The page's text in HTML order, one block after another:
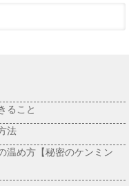
ること
法
温め方【秘密のケンミン